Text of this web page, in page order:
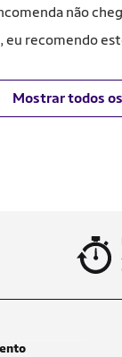
não
, eu recomendo
Mostrar todos